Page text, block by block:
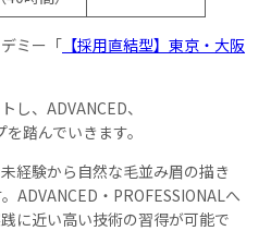
ミー「 【採用直結型】東京・大阪
し、ADVANCED、
踏んでいきます。
経験から自然な毛並み眉の描き
ADVANCED・PROFESSIONALへ
に近い高い技術の習得が可能で